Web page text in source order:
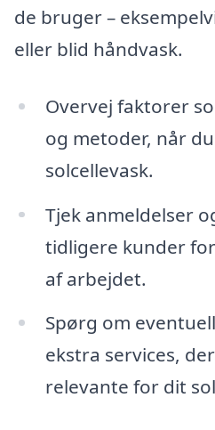
de bruger –
eller blid håndvask.
Overvej faktorer
og metoder, når
solcellevask.
Tjek anmeldelser
tidligere kunder
af arbejdet.
Spørg om
ekstra services,
relevante for dit